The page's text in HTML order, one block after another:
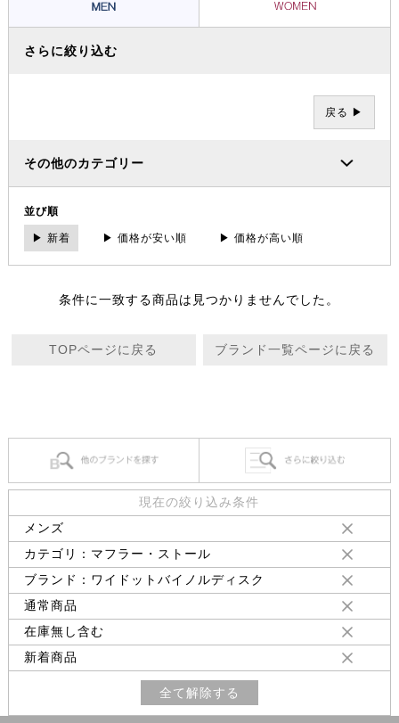
さらに絞り込む
戻る ▶
その他のカテゴリー
並び順
▶ 新着 ▶ 価格が安い順 ▶ 価格が高い順
条件に一致する商品は見つかりませんでした。
TOPページに戻る ブランド一覧ページに戻る
現在の絞り込み条件
メンズ
カテゴリ：マフラー・ストール
ブランド：ワイドットバイノルディスク
通常商品
在庫無し含む
新着商品
全て解除する